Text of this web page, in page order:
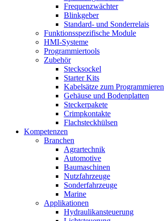
Frequenzwächter
Blinkgeber
Standard- und Sonderrelais
Funktionsspezifische Module
HMI-Systeme
Programmiertools
Zubehör
Stecksockel
Starter Kits
Kabelsätze zum Programmieren
Gehäuse und Bodenplatten
Steckerpakete
Crimpkontakte
Flachsteckhülsen
Kompetenzen
Branchen
Agrartechnik
Automotive
Baumaschinen
Nutzfahrzeuge
Sonderfahrzeuge
Marine
Applikationen
Hydraulikansteuerung